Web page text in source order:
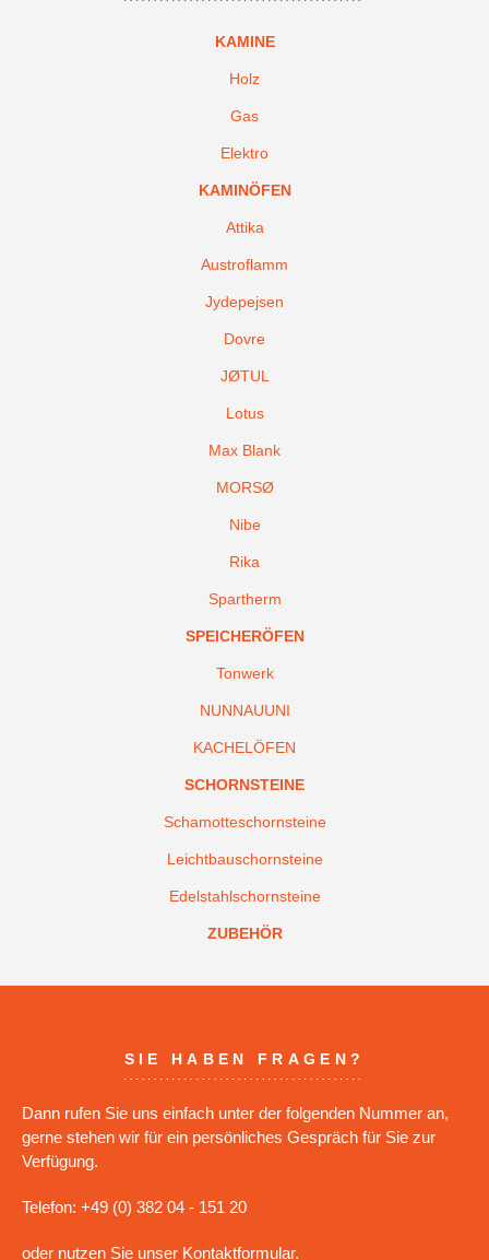
KAMINE
Holz
Gas
Elektro
KAMINÖFEN
Attika
Austroflamm
Jydepejsen
Dovre
JØTUL
Lotus
Max Blank
MORSØ
Nibe
Rika
Spartherm
SPEICHERÖFEN
Tonwerk
NUNNAUUNI
KACHELÖFEN
SCHORNSTEINE
Schamotteschornsteine
Leichtbauschornsteine
Edelstahlschornsteine
ZUBEHÖR
SIE HABEN FRAGEN?
Dann rufen Sie uns einfach unter der folgenden Nummer an,
gerne stehen wir für ein persönliches Gespräch für Sie zur
Verfügung.
Telefon: +49 (0) 382 04 - 151 20
oder nutzen Sie unser Kontaktformular.